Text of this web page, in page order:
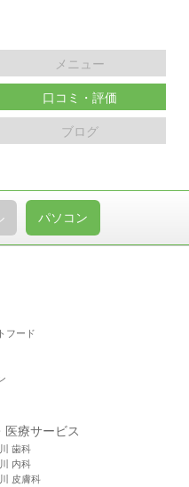
メニュー
口コミ・評価
ブログ
パソコン
フード
医療サービス
歯科
内科
皮膚科